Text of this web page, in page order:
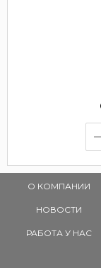
О КОМПАНИИ
НОВОСТИ
РАБОТА У НАС